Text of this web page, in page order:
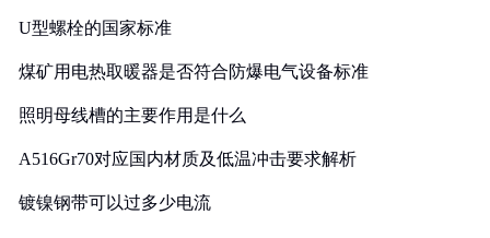
U型螺栓的国家标准
煤矿用电热取暖器是否符合防爆电气设备标准
照明母线槽的主要作用是什么
A516Gr70对应国内材质及低温冲击要求解析
镀镍钢带可以过多少电流